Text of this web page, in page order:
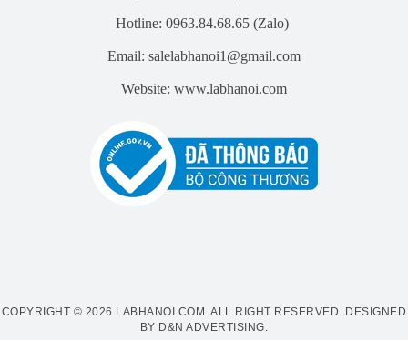
Hotline: 0963.84.68.65 (Zalo)
Email: salelabhanoi1@gmail.com
Website: www.labhanoi.com
COPYRIGHT © 2026 LABHANOI.COM. ALL RIGHT RESERVED. DESIGNED
BY D&N ADVERTISING.